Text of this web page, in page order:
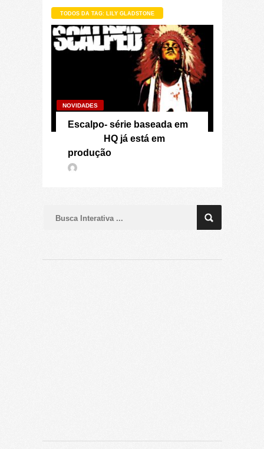
TODOS DA TAG: LILY GLADSTONE
NOVIDADES
Escalpo- série baseada em
HQ já está em
produção